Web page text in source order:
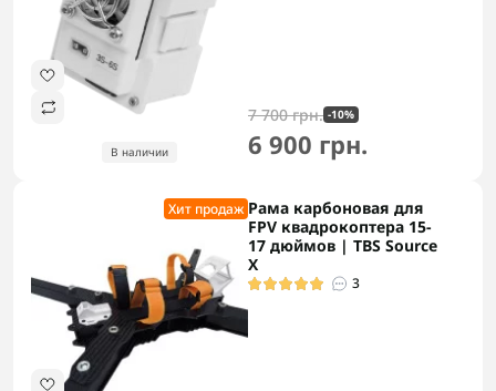
В наличии
7 700 грн. -10%
6 900 грн.
Хит продаж Рама карбоновая для
FPV квадрокоптера 15-
17 дюймов | TBS Source
X
3